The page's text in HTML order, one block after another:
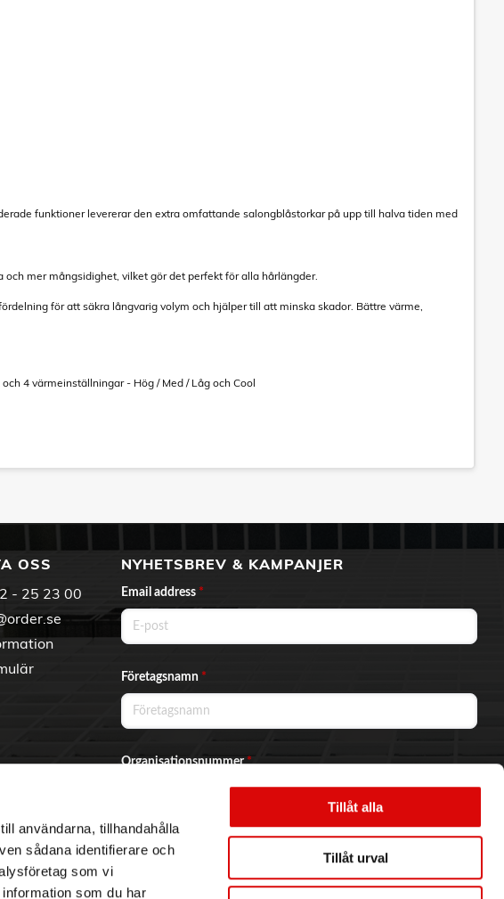
användarna, tillhandahålla
sådana identifierare och
som vi
som du har
Tillåt alla
Tillåt urval
funktioner levererar den extra omfattande salongblåstorkar på upp till halva tiden med
mer mångsidighet, vilket gör det perfekt för alla hårlängder.
för att säkra långvarig volym och hjälper till att minska skador. Bättre värme,
4 värmeinställningar - Hög / Med / Låg och Cool
OSS
- 25 23 00
NYHETSBREV & KAMPANJER
Email address *
Företagsnamn *
Organisationsnummer*
Ja, jag vill prenumerera på nyhetsbrevet.